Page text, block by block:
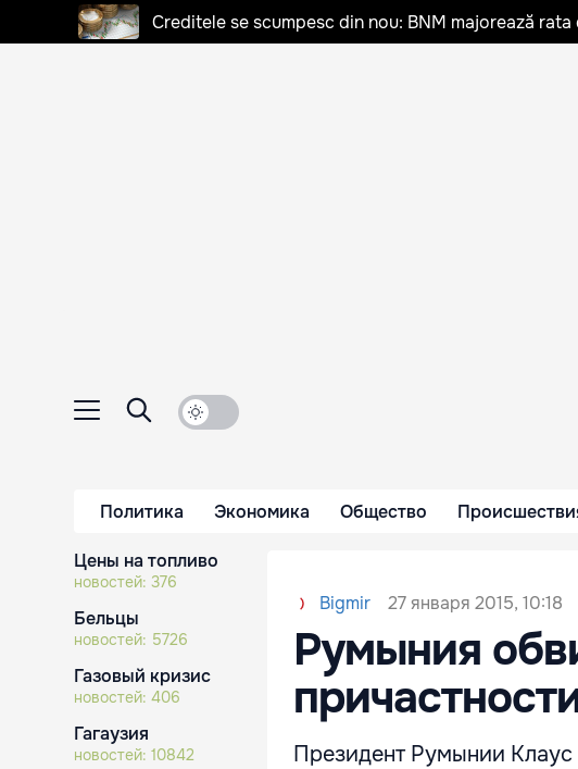
Creditele se scumpesc din nou: BNM majorează rata
Политика Экономика Общество
Цены на топливо
новостей: 376
Бельцы
новостей: 5726
Газовый кризис
новостей: 406
Гагаузия
новостей: 10842
Bigmir 27 января 2015, 10:18
Румыния
Президент Румынии